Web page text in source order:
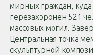
мирных граждан,
перезахоронен 521
массовых могил.
Центральная точка
скульптурной